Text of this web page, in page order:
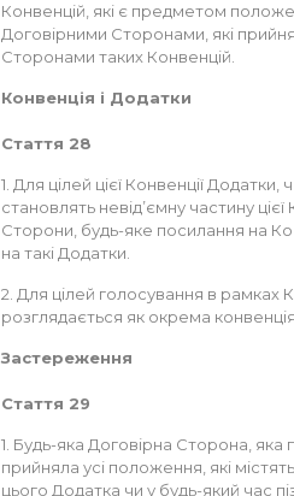
Конвенцій, які є предметом
Договірними Сторонами, які
Сторонами таких Конвенцій.
Конвенція і Додатки
Стаття 28
1. Для цілей цієї Конвенції
становлять невід’ємну частину
Сторони, будь-яке посилання на
на такі Додатки.
2. Для цілей голосування в рамках
розглядається як окрема
Застереження
Стаття 29
1. Будь-яка Договірна Сторона,
прийняла усі положення, які
цього Додатка чи у будь-який час